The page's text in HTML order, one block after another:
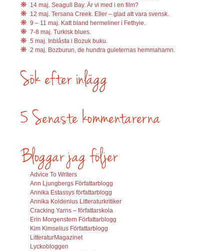
14 maj. Seagull Bay. Är vi med i en film?
12 maj. Tersana Creek. Eller – glad att vara svensk.
9 – 11 maj. Katt bland hermeliner i Fethyie.
7-8 maj. Turkisk blues.
5 maj. Inblåsta i Bozuk buku.
2 maj. Bozburun, de hundra guleternas hemmahamn.
Advice To Writers
Ann Ljungbergs Författarblogg
Annika Estassys författarblogg
Annika Koldenius Litteraturkritiker
Cracking Yarns – författarskola
Erin Morgenstern Författarblogg
Kim Kimselius Författarblogg
LitteraturMagazinet
Lyckobloggen